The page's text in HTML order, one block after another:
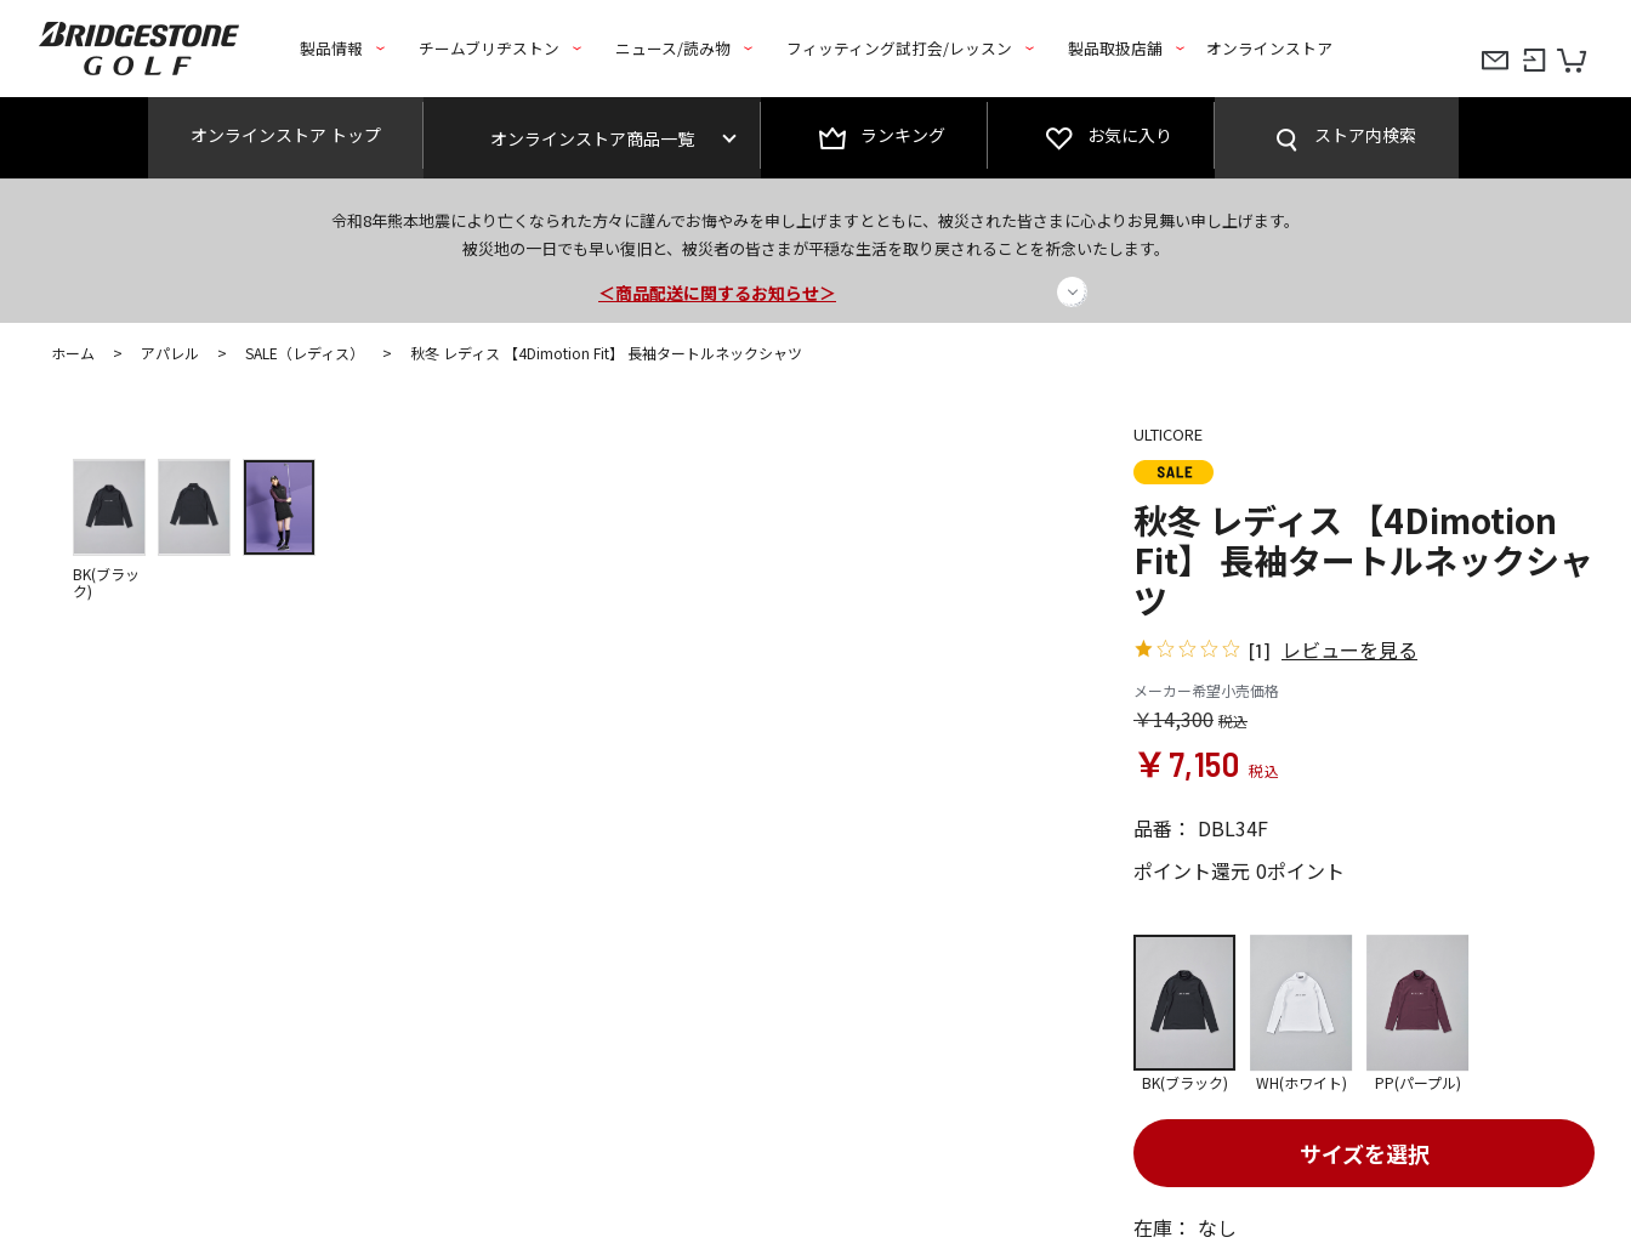
製品情報 チームブリヂストン ニュース/読み物 フィッティング試打会/レッスン 製品取扱店舗 オンラインストア
オンラインストア トップ オンラインストア商品一覧 ランキング お気に入り ストア内検索
令和8年熊本地震により亡くなられた方々に謹んでお悔やみを申し上げますとともに、被災された皆さまに心よりお見舞い申し上げます。
被災地の一日でも早い復旧と、被災者の皆さまが平穏な生活を取り戻されることを祈念いたします。
今なら新規会員登録で1,000円OFFクーポンプレゼント！
＜商品配送に関するお知らせ＞
＜夏季休暇中のご注文・発送・お問い合わせ＞
ホーム > アパレル > SALE（レディス） > 秋冬 レディス 【4Dimotion Fit】 長袖タートルネックシャツ
BK(ブラッ
ク)
ULTICORE
秋冬 レディス 【4Dimotion
Fit】 長袖タートルネックシャ
ツ
[1] レビューを見る
メーカー希望小売価格
￥14,300
￥7,150
品番： DBL34F
ポイント還元 0ポイント
在庫： なし
サイズを選択
BK(ブラック) WH(ホワイト) PP(パープル)